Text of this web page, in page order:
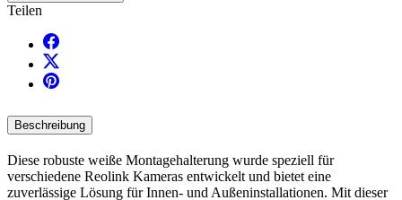
Teilen
Beschreibung
Diese robuste weiße Montagehalterung wurde speziell für
verschiedene Reolink Kameras entwickelt und bietet eine
zuverlässige Lösung für Innen- und Außeninstallationen. Mit dieser